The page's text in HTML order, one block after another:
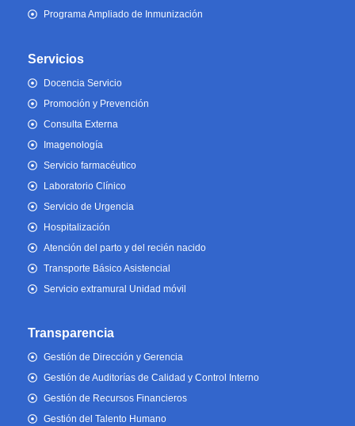
Programa Ampliado de Inmunización
Servicios
Docencia Servicio
Promoción y Prevención
Consulta Externa
Imagenología
Servicio farmacéutico
Laboratorio Clínico
Servicio de Urgencia
Hospitalización
Atención del parto y del recién nacido
Transporte Básico Asistencial
Servicio extramural Unidad móvil
Transparencia
Gestión de Dirección y Gerencia
Gestión de Auditorías de Calidad y Control Interno
Gestión de Recursos Financieros
Gestión del Talento Humano